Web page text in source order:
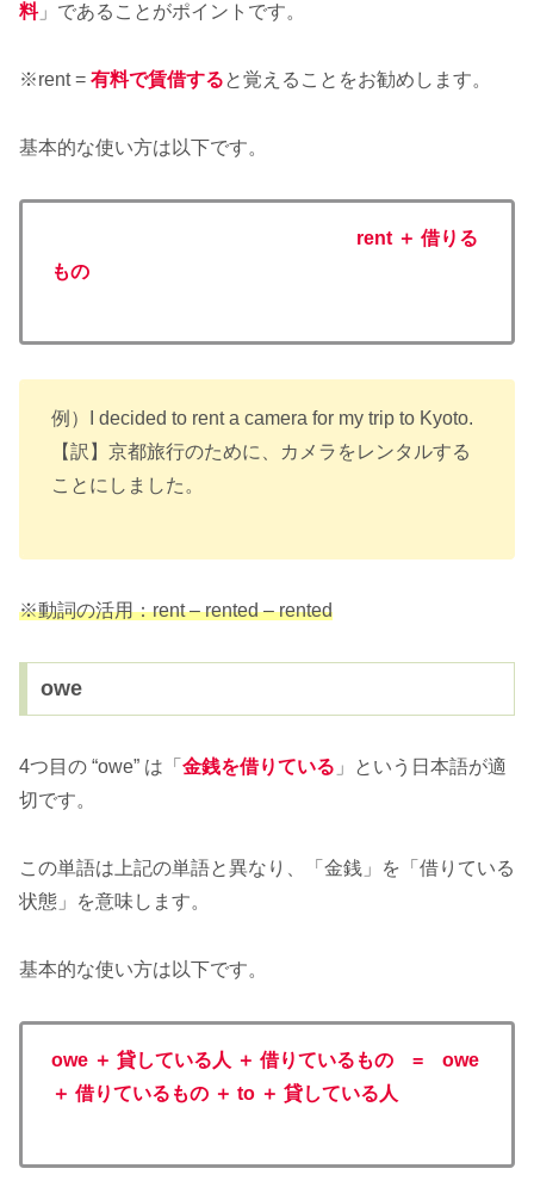
料」であることがポイントです。
※rent = 有料で賃借すると覚えることをお勧めします。
基本的な使い方は以下です。
rent ＋ 借りる
もの
例）I decided to rent a camera for my trip to Kyoto.
【訳】京都旅行のために、カメラをレンタルする
ことにしました。
※動詞の活用：rent – rented – rented
owe
4つ目の “owe” は「 金銭を借りている 」という日本語が適
切です。
この単語は上記の単語と異なり、「金銭」を「借りている
状態」を意味します。
基本的な使い方は以下です。
owe ＋ 貸している人 ＋ 借りているもの = owe
＋ 借りているもの ＋ to ＋ 貸している人